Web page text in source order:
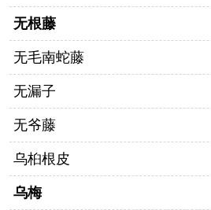
无根藤
无毛南蛇藤
无漏子
无爷藤
乌桕根皮
乌梅